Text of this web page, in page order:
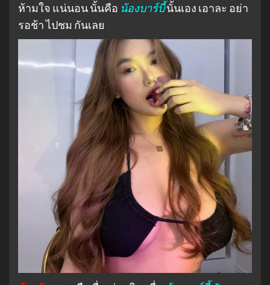
ห้ามใจ แน่นอน นั้นคือ น้องบาร์บี้นั้นเอง เอาละ อย่า
รอช้า ไปชม กันเลย